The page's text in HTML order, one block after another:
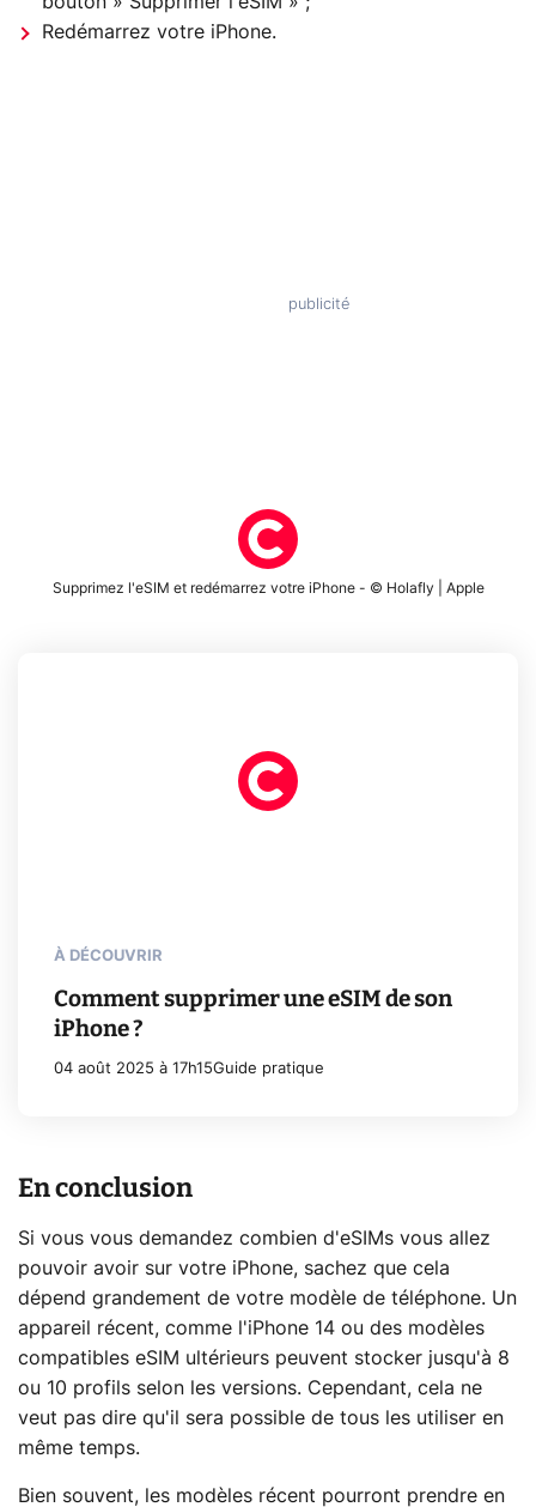
Redémarrez votre iPhone.
Supprimez l'eSIM et redémarrez votre iPhone - © Holafly | Apple
À DÉCOUVRIR
Comment supprimer une eSIM de son
iPhone ?
04 août 2025 à 17h15Guide pratique
En conclusion
Si vous vous demandez combien d'eSIMs vous allez
pouvoir avoir sur votre iPhone, sachez que cela
dépend grandement de votre modèle de téléphone. Un
appareil récent, comme l'iPhone 14 ou des modèles
compatibles eSIM ultérieurs peuvent stocker jusqu'à 8
ou 10 profils selon les versions. Cependant, cela ne
veut pas dire qu'il sera possible de tous les utiliser en
même temps.
Bien souvent, les modèles récent pourront prendre en